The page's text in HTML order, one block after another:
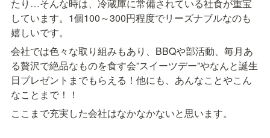
たり…そんな時は、冷蔵庫に常備されている社食が重宝
しています。1個100～300円程度でリーズナブルなのも
嬉しいです。
会社では色々な取り組みもあり、BBQや部活動、毎月あ
る贅沢で絶品なものを食す会”スイーツデー”やなんと誕生
日プレゼントまでもらえる！他にも、あんなことやこん
なことまで！！
ここまで充実した会社はなかなかないと思います。